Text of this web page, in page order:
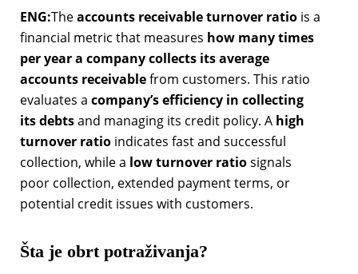
ENG:Theaccounts receivable turnover ratiois a
financial metric that measures how many times
per year a company collects its average
accounts receivablefrom customers. This ratio
evaluates a company’s efficiency in collecting
its debtsand managing its credit policy. A high
turnover ratioindicates fast and successful
collection, while a low turnover ratiosignals
poor collection, extended payment terms, or
potential credit issues with customers.
Šta je obrt potraživanja?